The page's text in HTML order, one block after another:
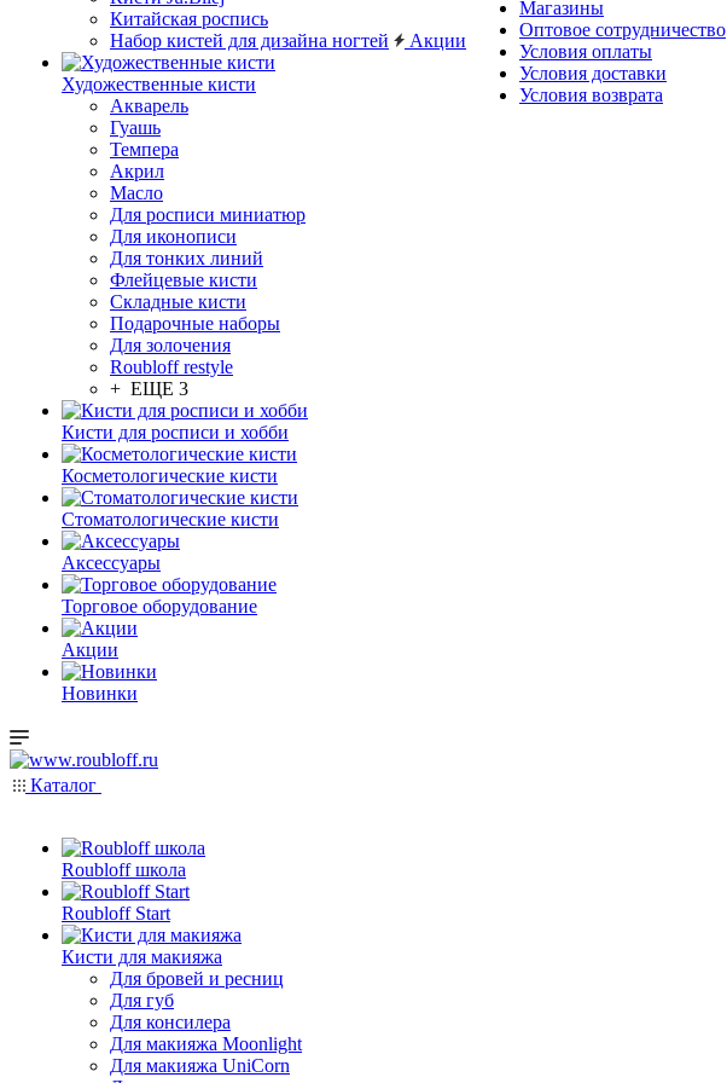
Китайская роспись
Набор кистей для дизайна ногтей
Художественные кисти
Акварель
Гуашь
Темпера
Акрил
Масло
Для росписи миниатюр
Для иконописи
Для тонких линий
Флейцевые кисти
Складные кисти
Подарочные наборы
Для золочения
Roubloff restyle
+ ЕЩЕ 3
Кисти для росписи и хобби
Косметологические кисти
Стоматологические кисти
Аксессуары
Торговое оборудование
Акции
Новинки
Акции
Магазины
Оптовое сотрудничество
Условия оплаты
Условия доставки
Условия возврата
Каталог
Roubloff школа
Roubloff Start
Кисти для макияжа
Для бровей и ресниц
Для губ
Для консилера
Для макияжа Moonlight
Для макияжа UniCorn